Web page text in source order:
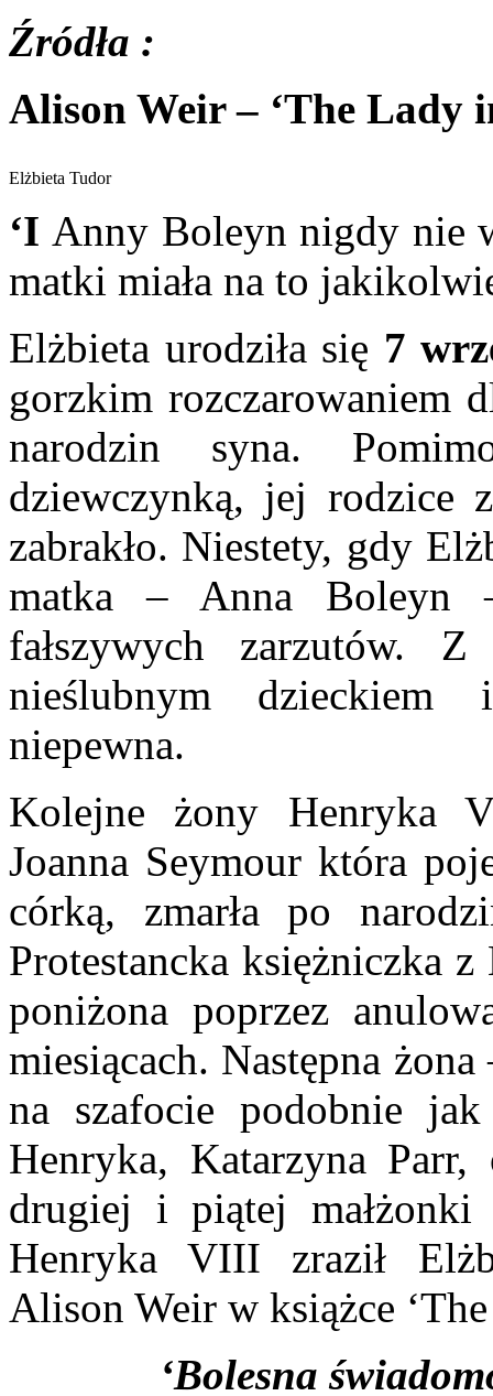
Źródła :
Alison Weir – ‘The Lady
Elżbieta Tudor
‘I Anny Boleyn nigdy nie
matki miała na to
Elżbieta urodziła się 7
gorzkim rozczarowaniem
narodzin syna.
dziewczynką, jej rodzice
zabrakło. Niestety, gdy
matka – Anna Boleyn
fałszywych zarzutów.
nieślubnym dzieckiem
niepewna.
Kolejne żony Henryka
Joanna Seymour która
córką, zmarła po
Protestancka księżniczka
poniżona poprzez
miesiącach. Następna
na szafocie podobnie
Henryka, Katarzyna
drugiej i piątej
Henryka VIII zraził
Alison Weir w książce
‘Bolesna